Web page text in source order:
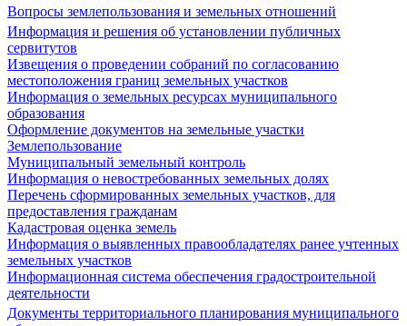
Вопросы землепользования и земельных отношений
Информация и решения об установлении публичных
сервитутов
Извещения о проведении собраний по согласованию
местоположения границ земельных участков
Информация о земельных ресурсах муниципального
образования
Оформление документов на земельные участки
Землепользование
Муниципальный земельный контроль
Информация о невостребованных земельных долях
Перечень сформированных земельных участков, для
предоставления гражданам
Кадастровая оценка земель
Информация о выявленных правообладателях ранее учтенных
земельных участков
Информационная система обеспечения градостроительной
деятельности
Документы территориального планирования муниципального